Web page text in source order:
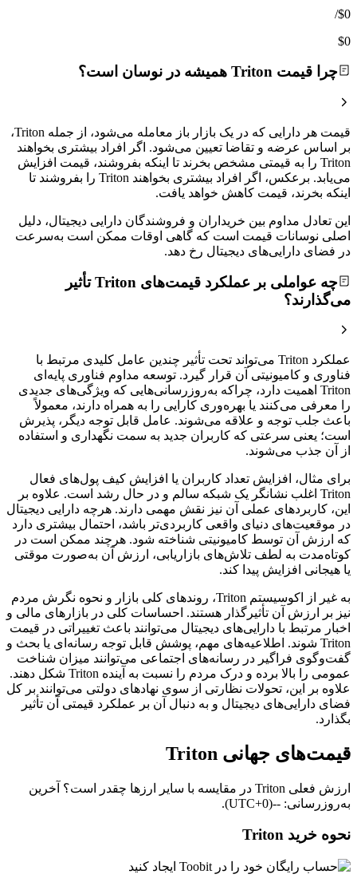
$0
/
$0
چرا قیمت Triton همیشه در نوسان است؟
قیمت هر دارایی که در یک بازار باز معامله می‌شود، از جمله Triton،
بر اساس عرضه و تقاضا تعیین می‌شود. اگر افراد بیشتری بخواهند
Triton را به قیمتی مشخص بخرند تا اینکه بفروشند، قیمت افزایش
می‌یابد. برعکس، اگر افراد بیشتری بخواهند Triton را بفروشند تا
اینکه بخرند، قیمت کاهش خواهد یافت.
این تعادل مداوم بین خریداران و فروشندگان دارایی دیجیتال، دلیل
اصلی نوسانات قیمت است که گاهی اوقات ممکن است به‌سرعت
در فضای دارایی‌های دیجیتال رخ دهد.
چه عواملی بر عملکرد قیمت‌های Triton تأثیر
می‌گذارند؟
عملکرد Triton می‌تواند تحت تأثیر چندین عامل کلیدی مرتبط با
فناوری و کامیونیتی آن قرار گیرد. توسعه مداوم فناوری پایه‌ای
Triton اهمیت دارد، چراکه به‌روزرسانی‌هایی که ویژگی‌های جدیدی
را معرفی می‌کنند یا بهره‌وری کارایی را به همراه دارند، معمولاً
باعث جلب توجه و علاقه‌ می‌شوند. عامل قابل توجه دیگر، پذیرش
است؛ یعنی سرعتی که کاربران جدید به سمت نگهداری و استفاده
از آن جذب می‌شوند.
برای مثال، افزایش تعداد کاربران یا افزایش کیف پول‌های فعال
Triton اغلب نشانگر یک شبکه سالم و در حال رشد است. علاوه بر
این، کاربردهای عملی آن نیز نقش مهمی دارند. هرچه دارایی دیجیتال
در موقعیت‌های دنیای واقعی کاربردی‌تر باشد، احتمال بیشتری دارد
که ارزش آن توسط کامیونیتی شناخته شود. هرچند ممکن است در
کوتاه‌مدت به لطف تلاش‌های بازاریابی، ارزش آن به‌صورت موقتی
یا هیجانی افزایش پیدا کند.
به غیر از اکوسیستم Triton، روندهای کلی بازار و نحوه نگرش مردم
نیز بر ارزش آن تأثیرگذار هستند. احساسات کلی در بازارهای مالی و
اخبار مرتبط با دارایی‌های دیجیتال می‌توانند باعث تغییراتی در قیمت
Triton شوند. اطلاعیه‌های مهم، پوشش قابل توجه رسانه‌ای یا بحث و
گفت‌وگوی فراگیر در رسانه‌های اجتماعی می‌توانند میزان شناخت
عمومی را بالا برده و درک مردم را نسبت به آینده Triton شکل دهند.
علاوه بر این، تحولات نظارتی از سوی نهادهای دولتی می‌توانند بر کل
فضای دارایی‌های دیجیتال و به‌ دنبال آن بر عملکرد قیمتی آن تأثیر
بگذارد.
قیمت‌های جهانی Triton
ارزش فعلی Triton در مقایسه با سایر ارزها چقدر است؟ آخرین
به‌روزرسانی: --(UTC+0).
نحوه خرید Triton